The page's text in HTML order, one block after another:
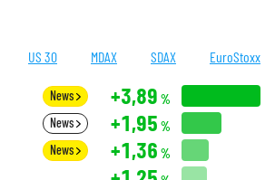
US 30 MDAX SDAX EuroStoxx
News +3,89 %
News +1,95 %
News +1,36 %